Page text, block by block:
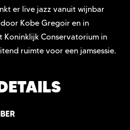
er live jazz vanuit wijnbar
Kobe Gregoir en in
Koninklijk Conservatorium in
ruimte voor een jamsessie.